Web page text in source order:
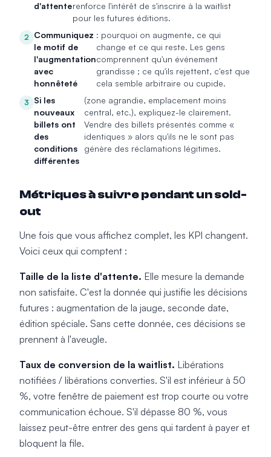
d'attenterenforce l'intérêt de s'inscrire à la waitlist
pour les futures éditions.
2 Communiquez
le motif de
l'augmentation
avec
honnêteté
: pourquoi on augmente, ce qui
change et ce qui reste. Les gens
comprennent qu'un événement
grandisse ; ce qu'ils rejettent, c'est que
cela semble arbitraire ou cupide.
3
Si les
nouveaux
billets ont
des
conditions
différentes
(zone agrandie, emplacement moins
central, etc.), expliquez-le clairement.
Vendre des billets présentés comme «
identiques » alors qu'ils ne le sont pas
génère des réclamations légitimes.
Métriques à suivre pendant un sold-
out
Une fois que vous affichez complet, les KPI changent.
Voici ceux qui comptent :
Taille de la liste d'attente. Elle mesure la demande
non satisfaite. C'est la donnée qui justifie les décisions
futures : augmentation de la jauge, seconde date,
édition spéciale. Sans cette donnée, ces décisions se
prennent à l'aveugle.
Taux de conversion de la waitlist. Libérations
notifiées / libérations converties. S'il est inférieur à 50
%, votre fenêtre de paiement est trop courte ou votre
communication échoue. S'il dépasse 80 %, vous
laissez peut-être entrer des gens qui tardent à payer et
bloquent la file.